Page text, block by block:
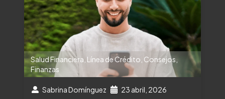
Salud Financiera Línea de Crédito Consejos,
Finanzas
Sabrina Domínguez 23 abril, 2026